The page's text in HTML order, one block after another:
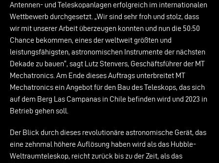
Antennen- und Teleskopanlagen erfolgreich im internationalen
Wettbewerb durchgesetzt. „Wir sind sehr froh und stolz, dass
wir mit unserer Arbeit überzeugen konnten und nun die 50:50
Chance bekommen, eines der weltweit größten und
leistungsfähigsten, astronomischen Instrumente der nächsten
Dekade zu bauen“, sagt Lutz Stenvers, Geschäftsführer der MT
Mechatronics. Am Ende dieses Auftrags unterbreitet MT
Mechatronics ein Angebot für den Bau des Teleskops, das sich
auf dem Berg Las Campanas in Chile befinden wird und 2023 in
Betrieb gehen soll.
Der Blick durch dieses revolutionäre astronomische Gerät, das
eine zehnmal höhere Auflösung haben wird als das Hubble-
Weltraumteleskop, reicht zurück bis zu der Zeit, als das